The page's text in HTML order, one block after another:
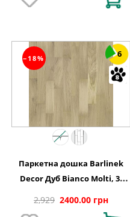
−18% 6
Паркетна дошка Barlinek
Decor Дуб Bianco Molti, 3-
2,929 2400.00 грн